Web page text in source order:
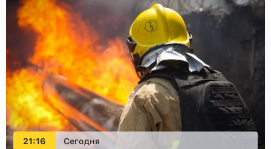
21:16 Сегодня